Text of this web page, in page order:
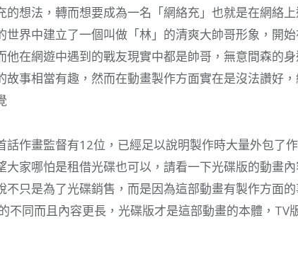
的想法，轉而想要成為一名「網絡充」也就是在網絡
世界中建立了一個叫做「林」的清爽大帥哥形象，開
他在網遊中遇到的戰友現實中都是帥哥，無意間森的
故事相當有趣，然而在動畫製作方面實在是沒法讚好
話作畫監督有12位，已經足以說明製作時大量外包了
大家哪怕是租借光碟也可以，請看一下光碟版的動畫
不只是為了光碟銷售，而是因為這部動畫有製作方面
不同而且內容更長，光碟版才是這部動畫的本體，TV